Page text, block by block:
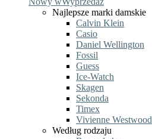
Najlepsze marki damskie
Calvin Klein
Casio
Daniel Wellington
Fossil
Guess
Ice-Watch
Skagen
Sekonda
Timex
Vivienne Westwood
Według rodzaju